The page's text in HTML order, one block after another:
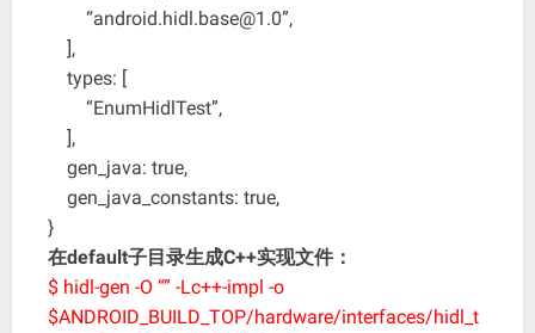
“android.hidl.base@1.0”,
],
types: [
“EnumHidlTest”,
],
gen_java: true,
gen_java_constants: true,
}
在default子目录生成C++实现文件：
$ hidl-gen -O “” -Lc++-impl -o
$ANDROID_BUILD_TOP/hardware/interfaces/hidl_t